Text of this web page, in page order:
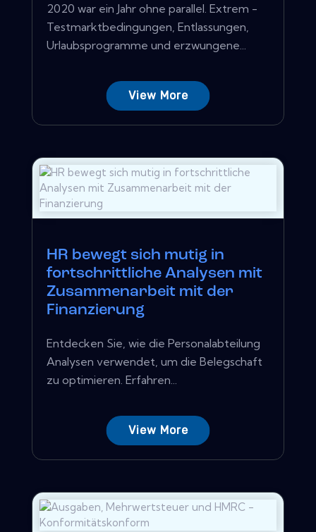
2020 war ein Jahr ohne parallel. Extrem -
Testmarktbedingungen, Entlassungen,
Urlaubsprogramme und erzwungene...
View More
HR bewegt sich mutig in
fortschrittliche Analysen mit
Zusammenarbeit mit der
Finanzierung
Entdecken Sie, wie die Personalabteilung
Analysen verwendet, um die Belegschaft
zu optimieren. Erfahren...
View More